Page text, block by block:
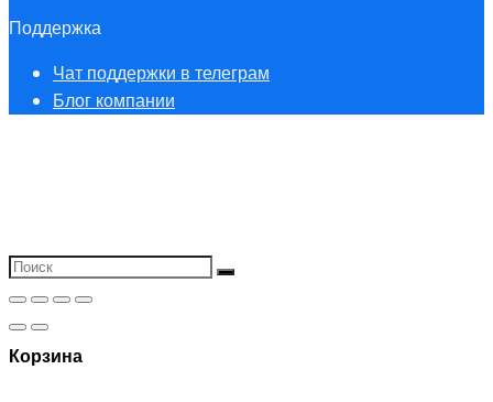
Поддержка
Чат поддержки в телеграм
Блог компании
Корзина